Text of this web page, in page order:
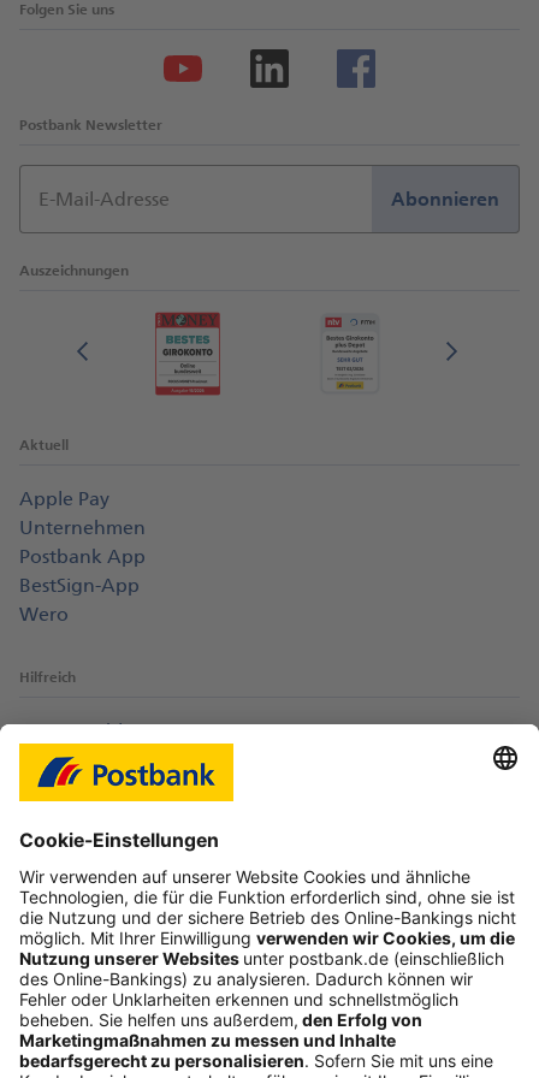
Folgen Sie uns
Postbank Newsletter
E-Mail-Adresse Abonnieren
Auszeichnungen
Aktuell
Apple Pay
Unternehmen
Postbank App
BestSign-App
Wero
Hilfreich
Login-Probleme
Karte sperren
Kontakt
myBHW
Interessant
Freundschaftswerbung
Schufa-Auskunft
Soziales Engagement
Nachhaltigkeit